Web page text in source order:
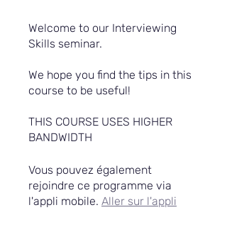
Welcome to our Interviewing
Skills seminar.
We hope you find the tips in this
course to be useful!
THIS COURSE USES HIGHER
BANDWIDTH
Vous pouvez également
rejoindre ce programme via
l'appli mobile. Aller sur l'appli